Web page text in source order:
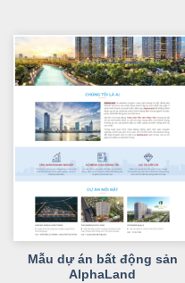
Mẫu dự án bất động sản
AlphaLand